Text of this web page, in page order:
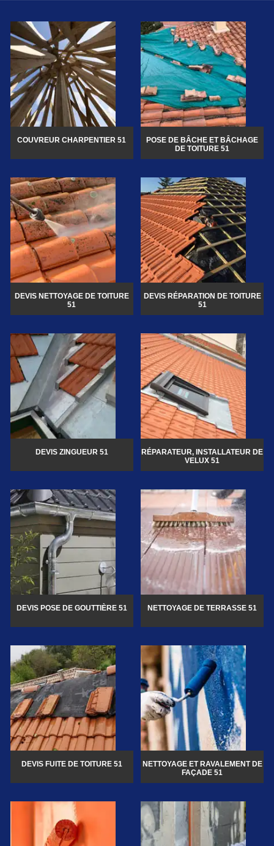
COUVREUR CHARPENTIER 51
POSE DE BÂCHE ET BÂCHAGE
DE TOITURE 51
DEVIS NETTOYAGE DE TOITURE
51
DEVIS RÉPARATION DE TOITURE
51
DEVIS ZINGUEUR 51
RÉPARATEUR, INSTALLATEUR DE
VELUX 51
DEVIS POSE DE GOUTTIÈRE 51 NETTOYAGE DE TERRASSE 51
DEVIS FUITE DE TOITURE 51
NETTOYAGE ET RAVALEMENT DE
FAÇADE 51